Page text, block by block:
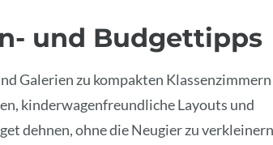
und Budgettipps
Galerien zu kompakten Klassenzimmern
kinderwagenfreundliche Layouts und
dehnen, ohne die Neugier zu